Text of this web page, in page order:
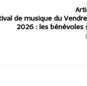
de musique du
2026 : les bénévoles